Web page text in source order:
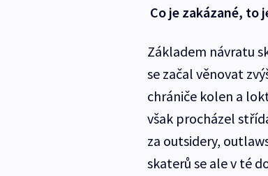
Co je zakázané, to
Základem návratu
se začal věnovat
chrániče kolen a
však procházel
za outsidery,
skaterů se ale v té